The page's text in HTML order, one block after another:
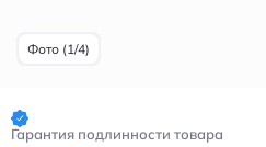
Фото (1/4)
Гарантия подлинности товара